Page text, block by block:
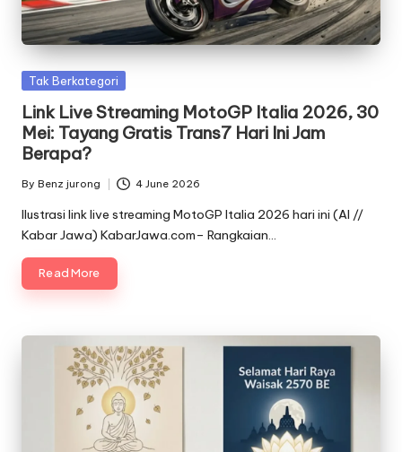
Posted
Tak Berkategori
Link Live Streaming MotoGP Italia 2026, 30
Mei: Tayang Gratis Trans7 Hari Ini Jam
Berapa?
Posted
by
By Benz jurong 4 June 2026
Ilustrasi link live streaming MotoGP Italia 2026 hari ini (AI //
Kabar Jawa) KabarJawa.com– Rangkaian…
Read More